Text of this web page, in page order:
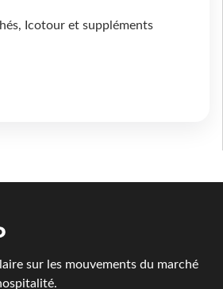
Icotour et suppléments
sur les mouvements du marché